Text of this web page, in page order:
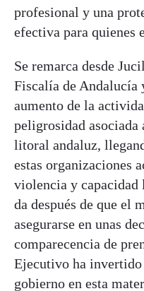
profesional y una
efectiva para quienes
Se remarca desde
Fiscalía de Andalucía
aumento de la
peligrosidad asociada
litoral andaluz,
estas organizaciones
violencia y capacidad
da después de que el
asegurarse en unas
comparecencia de
Ejecutivo ha
gobierno en esta